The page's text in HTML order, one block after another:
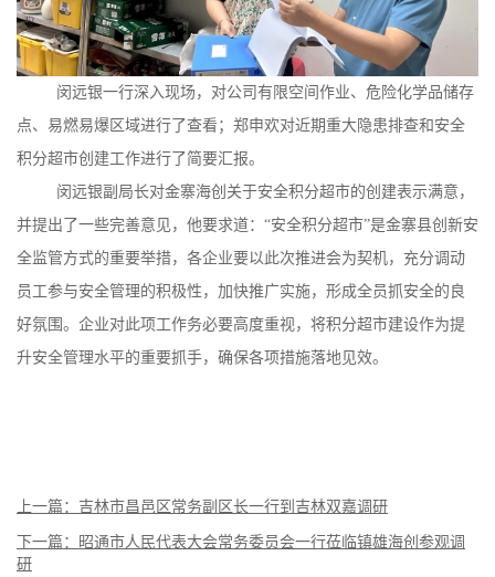
闵远银一行深入现场，对公司有限空间作业、危险化学品储存
点、易燃易爆区域进行了查看；郑申欢对近期重大隐患排查和安全
积分超市创建工作进行了简要汇报。
闵远银副局长对金寨海创关于安全积分超市的创建表示满意，
并提出了一些完善意见，他要求道：“安全积分超市”是金寨县创新安
全监管方式的重要举措，各企业要以此次推进会为契机，充分调动
员工参与安全管理的积极性，加快推广实施，形成全员抓安全的良
好氛围。企业对此项工作务必要高度重视，将积分超市建设作为提
升安全管理水平的重要抓手，确保各项措施落地见效。
上一篇：吉林市昌邑区常务副区长一行到吉林双嘉调研
下一篇：昭通市人民代表大会常务委员会一行莅临镇雄海创参观调
研